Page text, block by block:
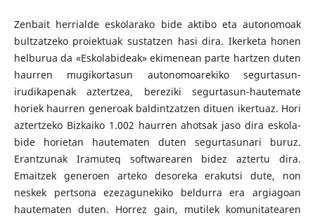
Zenbait herrialde eskolarako bide aktibo eta autonomoak
bultzatzeko proiektuak sustatzen hasi dira. Ikerketa honen
helburua da «Eskolabideak» ekimenean parte hartzen duten
haurren mugikortasun autonomoarekiko segurtasun-
irudikapenak aztertzea, bereziki segurtasun-hautemate
horiek haurren generoak baldintzatzen dituen ikertuaz. Hori
aztertzeko Bizkaiko 1.002 haurren ahotsak jaso dira eskola-
bide horietan hautematen duten segurtasunari buruz.
Erantzunak Iramuteq softwarearen bidez aztertu dira.
Emaitzek generoen arteko desoreka erakutsi dute, non
neskek pertsona ezezagunekiko beldurra era argiagoan
hautematen duten. Horrez gain, mutilek komunitatearen